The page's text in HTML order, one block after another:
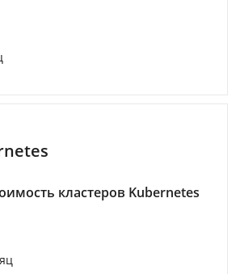
кластеров Kubernetes